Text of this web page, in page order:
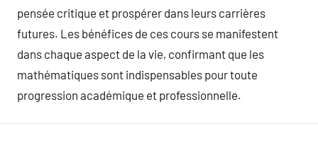
pensée critique et prospérer dans leurs carrières
futures. Les bénéfices de ces cours se manifestent
dans chaque aspect de la vie, confirmant que les
mathématiques sont indispensables pour toute
progression académique et professionnelle.